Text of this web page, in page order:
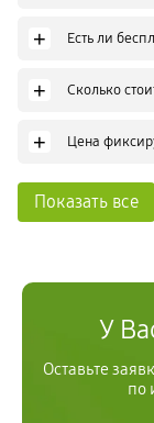
+ Есть ли
+ Сколько
+ Цена
Показать все
У
Оставьте
по